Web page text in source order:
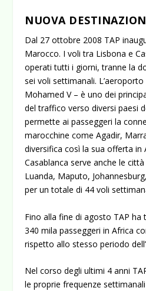
NUOVA
Dal 27 ottobre 2008 TAP
Marocco. I voli tra Lisbona e
operati tutti i giorni, tranne la
sei voli settimanali. L’aeroporto
Mohamed V – è uno dei
del traffico verso diversi paesi
permette ai passeggeri la
marocchine come Agadir,
diversifica così la sua offerta in
Casablanca serve anche le
Luanda, Maputo,
per un totale di 44 voli
Fino alla fine di agosto TAP
340 mila passeggeri in Africa
rispetto allo stesso periodo
Nel corso degli ultimi 4 anni
le proprie frequenze settimanali